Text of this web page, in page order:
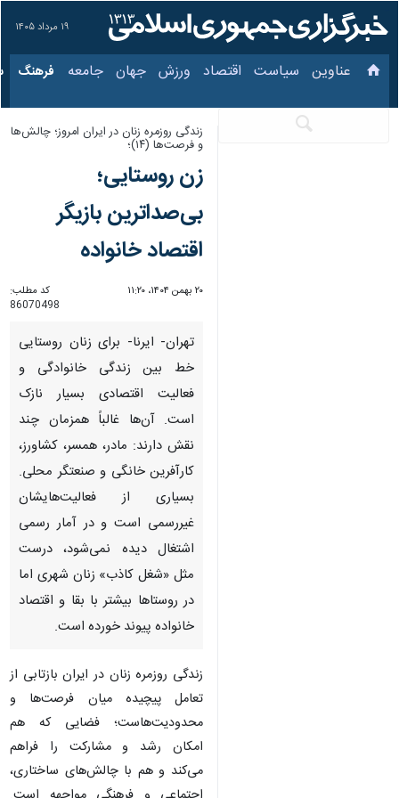
۱۹ مرداد ۱۴۰۵
عناوین‌ سیاست اقتصاد ورزش جهان جامعه فرهنگ
زندگی روزمره زنان در ایران امروز؛ چالش‌ها
و فرصت‌ها (۱۴)؛
زن روستایی؛
بی‌صداترین بازیگر
اقتصاد خانواده
۲۰ بهمن ۱۴۰۴، ۱۱:۲۰
کد مطلب:
86070498
تهران- ایرنا- برای زنان روستایی
خط بین زندگی خانوادگی و
فعالیت اقتصادی بسیار نازک است.
آن‌ها غالباً همزمان چند نقش
دارند: مادر، همسر، کشاورز،
کارآفرین خانگی و صنعتگر محلی.
بسیاری از فعالیت‌هایشان
غیررسمی است و در آمار رسمی
اشتغال دیده نمی‌شود، درست مثل
«شغل کاذب» زنان شهری اما در
روستاها بیشتر با بقا و اقتصاد
خانواده پیوند خورده است.
زندگی روزمره زنان در ایران بازتابی از
تعامل پیچیده‌ میان فرصت‌ها و
محدودیت‌هاست؛ فضایی که هم
امکان رشد و مشارکت را فراهم می‌کند
و هم با چالش‌های ساختاری،